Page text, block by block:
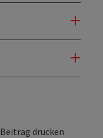
Beitrag drucken